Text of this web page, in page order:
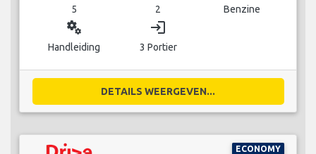
5 2 Benzine
miscellaneous_services
Handleiding
login
3 Portier
DETAILS WEERGEVEN...
ECONOMY